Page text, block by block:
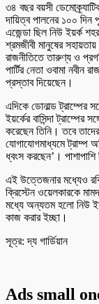
৩৪ বছর বয়সী
দায়িত্ব পালনের ১০০ দিন
এজেন্ডা ছিল নিউ ইয়র্ক
শ্রমজীবী মানুষের
রাজনীতিতে তারুণ্য ও
পার্টির নেতা ওবামা নবীন
প্রস্তাব দিয়েছেন।
এদিকে ডোনাল্ড ট্রাম্পের
ইয়র্কের বাসিন্দা
করেছেন তিনি। তবে
যোগাযোগমাধ্যমে ট্রাম্প
ধ্বংস করছেন’।
এই উত্তেজনার মধ্যেও
ক্রিস্টেন ওয়েলকারকে
মধ্যে অন্যতম হলো নিউ
কাজ করার ইচ্ছা।
সূত্র: দ্য গার্ডিয়ান
Ads small